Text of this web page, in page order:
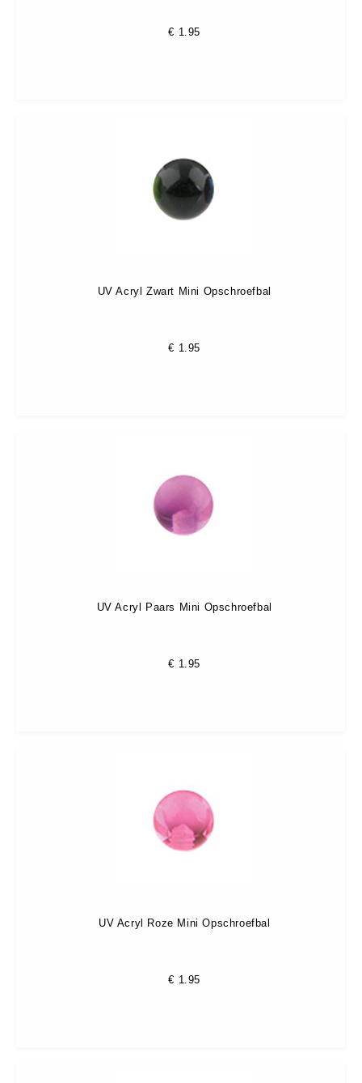
€ 1.95
UV Acryl Zwart Mini Opschroefbal
€ 1.95
UV Acryl Paars Mini Opschroefbal
€ 1.95
UV Acryl Roze Mini Opschroefbal
€ 1.95